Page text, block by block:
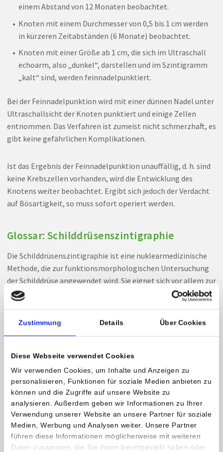
Zustimmung Details Über Cookies
Diese Webseite verwendet Cookies
Wir verwenden Cookies, um Inhalte und Anzeigen zu
personalisieren, Funktionen für soziale Medien anbieten zu
können und die Zugriffe auf unsere Website zu
analysieren. Außerdem geben wir Informationen zu Ihrer
Verwendung unserer Website an unsere Partner für soziale
Medien, Werbung und Analysen weiter. Unsere Partner
führen diese Informationen möglicherweise mit weiteren
Daten zusammen, die Sie ihnen bereitgestellt haben oder
einem Abstand von 12 Monaten beobachtet.
Knoten mit einem Durchmesser von 0,5 bis 1 cm werden
in kürzeren Zeitabständen (6 Monate) beobachtet.
Knoten mit einer Größe ab 1 cm, die sich im Ultraschall
echoarm, also „dunkel“, darstellen und im Szintigramm
„kalt“ sind, werden feinnadelpunktiert.
Bei der Feinnadelpunktion wird mit einer dünnen Nadel unter
Ultraschallsicht der Knoten punktiert und einige Zellen
entnommen. Das Verfahren ist zumeist nicht schmerzhaft, es
gibt keine gefährlichen Komplikationen.
Ist das Ergebnis der Feinnadelpunktion unauffällig, d. h. sind
keine Krebszellen vorhanden, wird die Entwicklung des
Knotens weiter beobachtet. Ergibt sich jedoch der Verdacht
auf Bösartigkeit, so muss sofort operiert werden.
Glossar: Schilddrüsenszintigraphie
Die Schilddrüsenszintigraphie ist eine nuklearmedizinische
Methode, die zur funktionsmorphologischen Untersuchung
der Schilddrüse angewendet wird. Sie eignet sich vor allem zur
Unterscheidung von kalten und heißen Knoten sowie zur
Weitere Information und Kontakt
Prim. Univ.Doz.Dr. Ewald Kresnik
Facharzt für Nuklearmedizin
Privatklinik Villach